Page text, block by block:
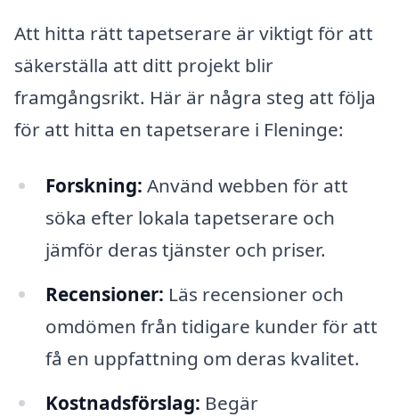
Att hitta rätt tapetserare är viktigt för att
säkerställa att ditt projekt blir
framgångsrikt. Här är några steg att följa
för att hitta en tapetserare i Fleninge:
Forskning: Använd webben för att
söka efter lokala tapetserare och
jämför deras tjänster och priser.
Recensioner: Läs recensioner och
omdömen från tidigare kunder för att
få en uppfattning om deras kvalitet.
Kostnadsförslag: Begär